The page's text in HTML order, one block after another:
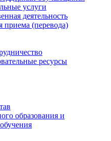
услуги
деятельность
приема (перевода)
ресурсы
образования и